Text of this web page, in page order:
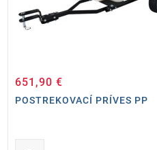
651,90 €Cena
POSTREKOVACÍ PRÍVES PP